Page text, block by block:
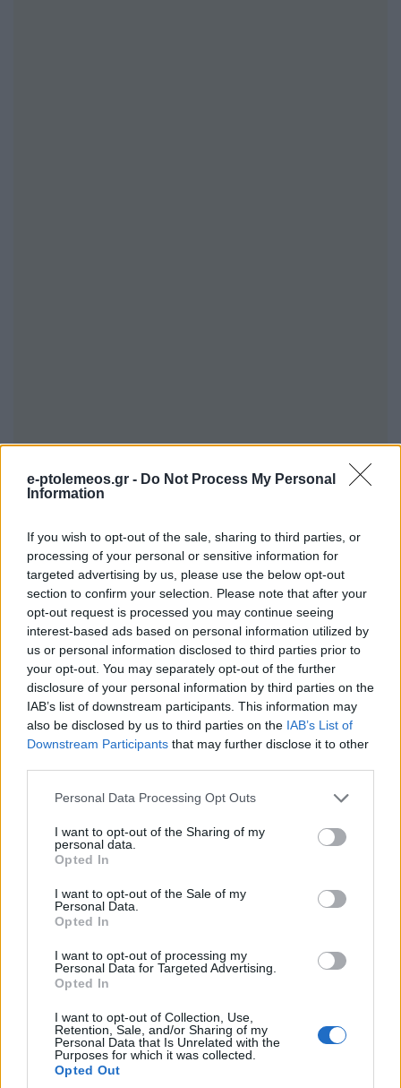
e-ptolemeos.gr - Do Not Process My Personal
Information
If you wish to opt-out of the sale, sharing to third parties, or
processing of your personal or sensitive information for
targeted advertising by us, please use the below opt-out
section to confirm your selection. Please note that after your
opt-out request is processed you may continue seeing
interest-based ads based on personal information utilized by
us or personal information disclosed to third parties prior to
your opt-out. You may separately opt-out of the further
disclosure of your personal information by third parties on the
IAB’s list of downstream participants. This information may
also be disclosed by us to third parties on the IAB’s List of
Downstream Participants that may further disclose it to other
Please note that this website/app uses one or more Google
not limited to your visit or usage behaviour. You may click to
grant or deny consent to Google and its third-party tags to
use your data for below specified purposes in below Google
consent section.
Personal Data Processing Opt Outs
I want to opt-out of the Sharing of my
personal data.
Opted In
I want to opt-out of the Sale of my
Personal Data.
Opted In
I want to opt-out of processing my
Personal Data for Targeted Advertising.
Opted In
I want to opt-out of Collection, Use,
Retention, Sale, and/or Sharing of my
Personal Data that Is Unrelated with the
Purposes for which it was collected.
Opted Out
Η πλατφόρμα Α21 για το Επίδομα Παιδιού
έκλεισε, λόγω της εκκαθάρισης της δεύτερης
διάστημα που η πλατφόρμα θα παραμείνει
εκτός λειτουργίας δεν θα είναι δυνατή η
υποβολή νέων αιτήσεων ούτε η τροποποίηση
υφιστάμενων δηλώσεων από τους δικαιούχους.
Σύμφωνα με τον Οργανισμό, η ηλεκτρονική
εφαρμογή θα ενεργοποιηθεί εκ νέου στις 29
Μαΐου 2026 και ώρα 08:00, μετά την